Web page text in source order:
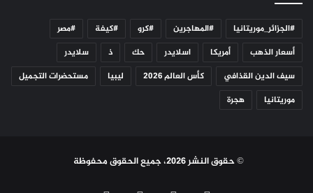
#الجزائر_موريتانيا #المهاجرين #كرو #كيفة
#مصر
أسعار الذهب
أمريكا اسلايدر حك ذ
سلايدر
سيف الدين القذافي
كأس العالم 2026 ليبيا
مستحضرات التجميل
موريتانيا
هجرة
© حقوق النشر 2026، جميع الحقوق محفوظة